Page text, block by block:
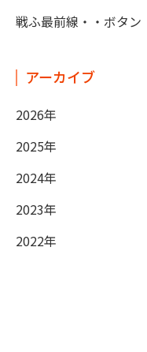
戦ふ最前線・・ボタン
アーカイブ
2026年
2025年
2024年
2023年
2022年